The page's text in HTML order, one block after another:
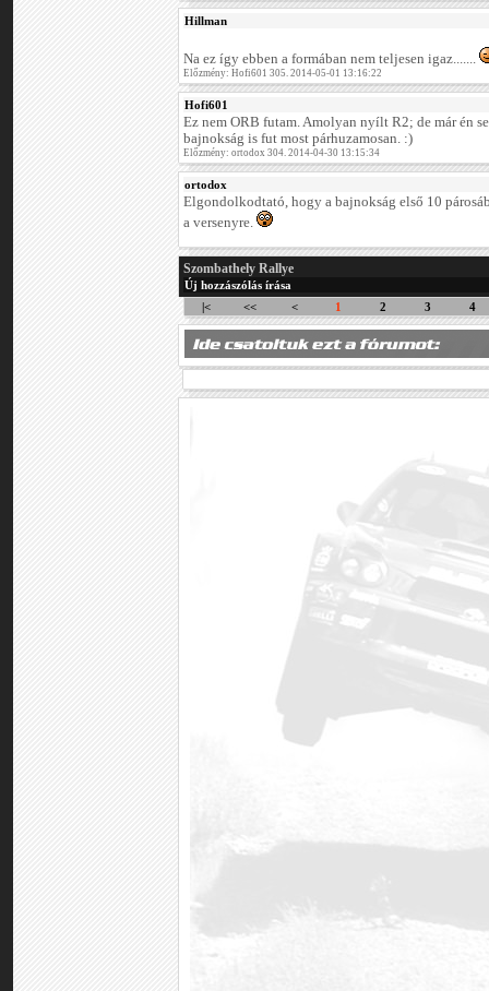
Hillman
Na ez így ebben a formában nem teljesen igaz.......
Előzmény: Hofi601 305. 2014-05-01 13:16:22
Hofi601
Ez nem ORB futam. Amolyan nyílt R2; de már én
bajnokság is fut most párhuzamosan. :)
Előzmény: ortodox 304. 2014-04-30 13:15:34
ortodox
Elgondolkodtató, hogy a bajnokság első 10
a versenyre.
Szombathely Rallye
Új hozzászólás írása
|<
<< < 1 2 3 4